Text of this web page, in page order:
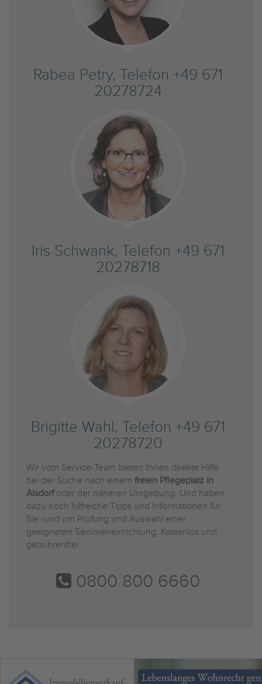
Rabea Petry, Telefon +49 671
20278724
Iris Schwank, Telefon +49 671
20278718
Brigitte Wahl, Telefon +49 671
20278720
Wir vom Service-Team bieten Ihnen direkte Hilfe
bei der Suche nach einem freien Pflegeplatz in
Alsdorfoder der näheren Umgebung. Und haben
dazu noch hilfreiche Tipps und Informationen für
Sie rund um Prüfung und Auswahl einer
geeigneten Senioreneinrichtung. Kostenlos und
gebührenfrei.
0800 800 6660